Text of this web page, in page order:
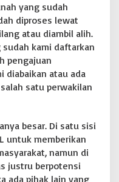
yang sudah
diproses lewat
atau diambil alih.
kami daftarkan
pengajuan
diabaikan atau ada
satu perwakilan
besar. Di satu sisi
untuk memberikan
namun di
justru berpotensi
ada pihak lain yang